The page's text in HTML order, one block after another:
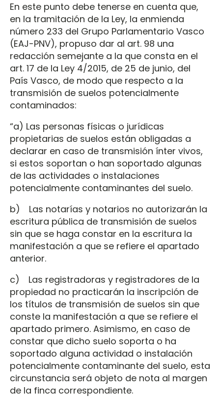
En este punto debe tenerse en cuenta que,
en la tramitación de la Ley, la enmienda
número 233 del Grupo Parlamentario Vasco
(EAJ-PNV), propuso dar al art. 98 una
redacción semejante a la que consta en el
art. 17 de la Ley 4/2015, de 25 de junio, del
País Vasco, de modo que respecto a la
transmisión de suelos potencialmente
contaminados:
“a) Las personas físicas o jurídicas
propietarias de suelos están obligadas a
declarar en caso de transmisión ínter vivos,
si estos soportan o han soportado algunas
de las actividades o instalaciones
potencialmente contaminantes del suelo.
b) Las notarías y notarios no autorizarán la
escritura pública de transmisión de suelos
sin que se haga constar en la escritura la
manifestación a que se refiere el apartado
anterior.
c) Las registradoras y registradores de la
propiedad no practicarán la inscripción de
los títulos de transmisión de suelos sin que
conste la manifestación a que se refiere el
apartado primero. Asimismo, en caso de
constar que dicho suelo soporta o ha
soportado alguna actividad o instalación
potencialmente contaminante del suelo, esta
circunstancia será objeto de nota al margen
de la finca correspondiente.